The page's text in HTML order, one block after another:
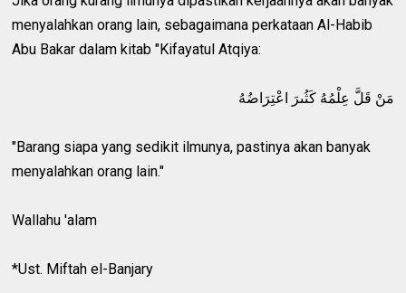
menyalahkan orang lain, sebagaimana perkataan Al-Habib
Abu Bakar dalam kitab "Kifayatul Atqiya:
مَنْ قَلَّ عِلْمُهُ كَثُىرَ اعْتِرَاضُهُ
"Barang siapa yang sedikit ilmunya, pastinya akan banyak
menyalahkan orang lain."
Wallahu 'alam
*Ust. Miftah el-Banjary